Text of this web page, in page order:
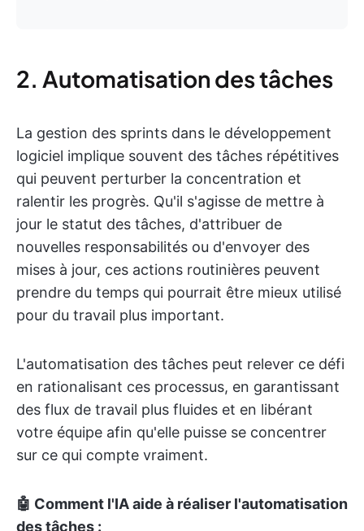
2. Automatisation des tâches
La gestion des sprints dans le développement
logiciel implique souvent des tâches répétitives
qui peuvent perturber la concentration et
ralentir les progrès. Qu'il s'agisse de mettre à
jour le statut des tâches, d'attribuer de
nouvelles responsabilités ou d'envoyer des
mises à jour, ces actions routinières peuvent
prendre du temps qui pourrait être mieux utilisé
pour du travail plus important.
L'automatisation des tâches peut relever ce défi
en rationalisant ces processus, en garantissant
des flux de travail plus fluides et en libérant
votre équipe afin qu'elle puisse se concentrer
sur ce qui compte vraiment.
🤖 Comment l'IA aide à réaliser l'automatisation
des tâches :